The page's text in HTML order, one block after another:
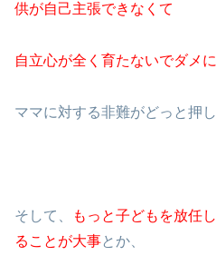
供が自己主張できなくて
自立心が全く育たないでダメ
ママに対する非難がどっと押
そして、 もっと子どもを放任
ることが大事とか、